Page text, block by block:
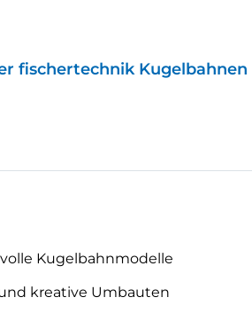
fischertechnik Kugelbahnen
Kugelbahnmodelle
kreative Umbauten